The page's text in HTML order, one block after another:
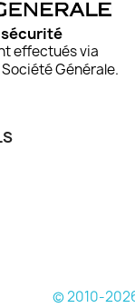
effectués via
Société Générale.
© 2010-